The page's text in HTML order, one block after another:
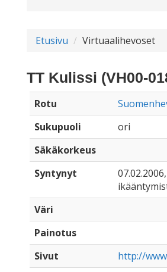
Etusivu Virtuaalihevoset
TT Kulissi (VH00-
Rotu
Sukupuoli
ori
Säkäkorkeus
Syntynyt
07.02.2006,
Väri
Painotus
Sivut
http://